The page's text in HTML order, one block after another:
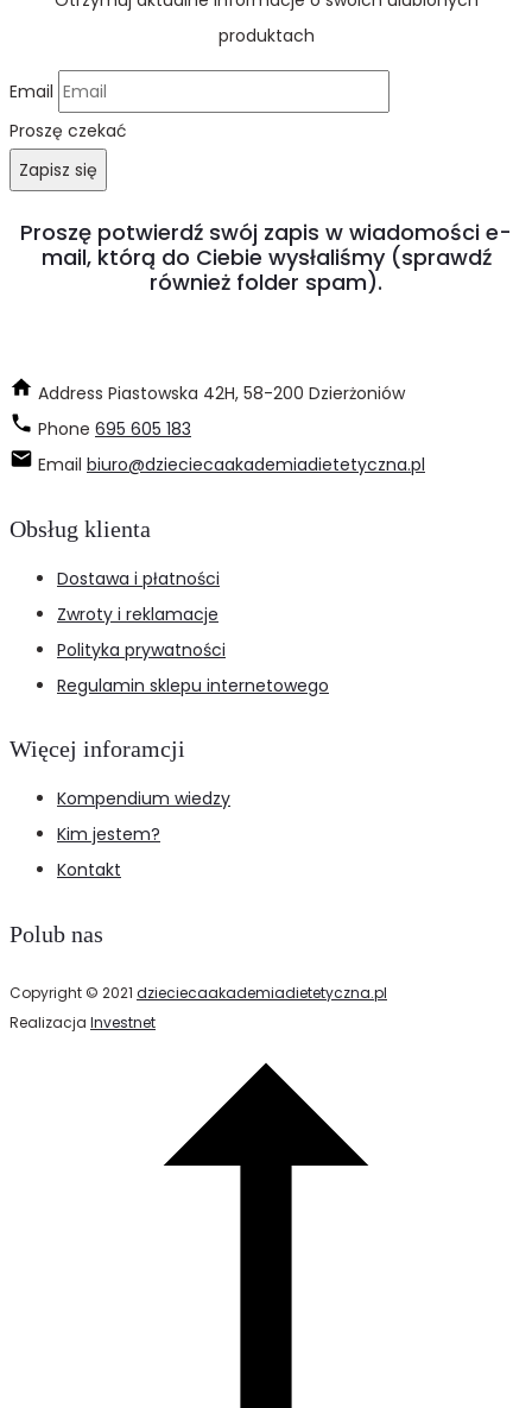
produktach
Email
Proszę czekać
Zapisz się
Proszę potwierdź swój zapis w wiadomości e-
mail, którą do Ciebie wysłaliśmy (sprawdź
również folder spam).
Address Piastowska 42H, 58-200 Dzierżoniów
Phone 695 605 183
Email biuro@dzieciecaakademiadietetyczna.pl
Obsług klienta
Dostawa i płatności
Zwroty i reklamacje
Polityka prywatności
Regulamin sklepu internetowego
Więcej inforamcji
Kompendium wiedzy
Kim jestem?
Kontakt
Polub nas
Copyright © 2021 dzieciecaakademiadietetyczna.pl
Realizacja Investnet